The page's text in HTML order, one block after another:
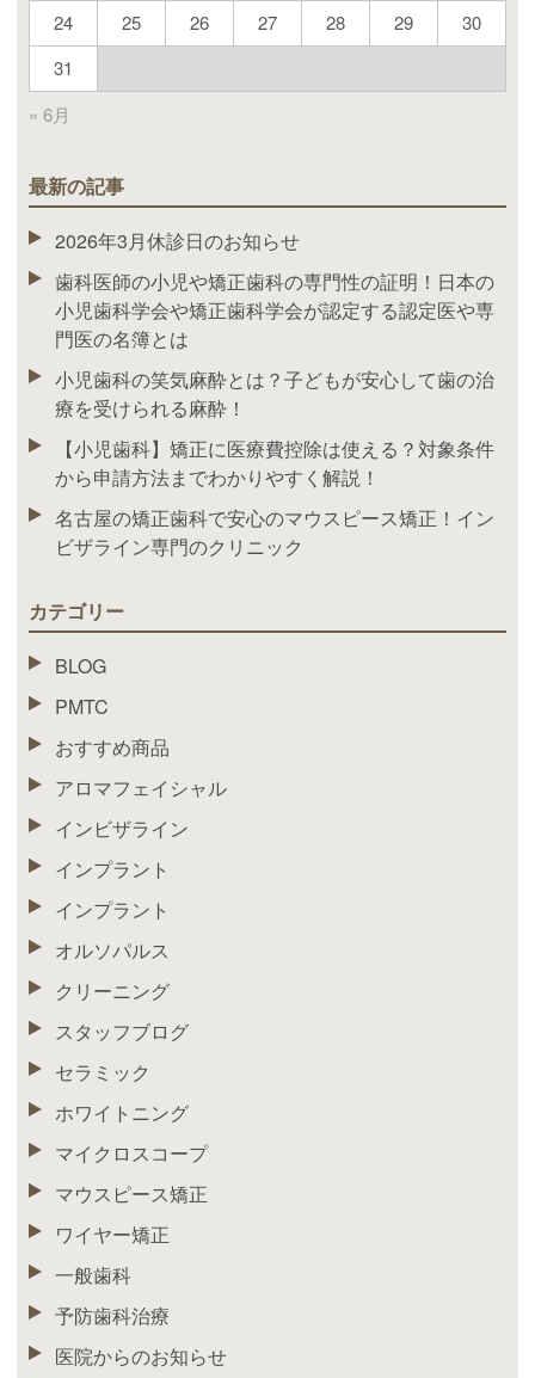
« 6月
24 25 26 27 28 29
30
31
最新の記事
2026年3月休診日のお知らせ
歯科医師の小児や矯正歯科の専門性の証明！日本の
小児歯科学会や矯正歯科学会が認定する認定医や専
門医の名簿とは
小児歯科の笑気麻酔とは？子どもが安心して歯の治
療を受けられる麻酔！
【小児歯科】矯正に医療費控除は使える？対象条件
から申請方法までわかりやすく解説！
名古屋の矯正歯科で安心のマウスピース矯正！イン
ビザライン専門のクリニック
カテゴリー
BLOG
PMTC
おすすめ商品
アロマフェイシャル
インビザライン
インプラント
インプラント
オルソパルス
クリーニング
スタッフブログ
セラミック
ホワイトニング
マイクロスコープ
マウスピース矯正
ワイヤー矯正
一般歯科
予防歯科治療
医院からのお知らせ